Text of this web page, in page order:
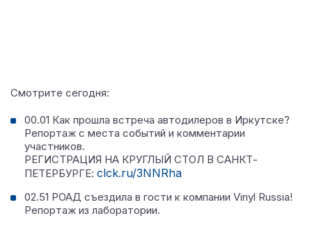
Смотрите сегодня:
00.01 Как прошла встреча автодилеров в Иркутске?
Репортаж с места событий и комментарии
участников.
РЕГИСТРАЦИЯ НА КРУГЛЫЙ СТОЛ В САНКТ-
ПЕТЕРБУРГЕ: clck.ru/3NNRha
02.51 РОАД съездила в гости к компании Vinyl Russia!
Репортаж из лаборатории.